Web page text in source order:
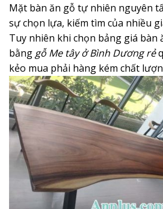
Mặt bàn ăn gỗ tự nhiên nguyên
sự chọn lựa, kiếm tìm của nhiều
Tuy nhiên khi chọn bảng giá bàn
bằng gỗ Me tây ở Bình Dương rẻ
kẻo mua phải hàng kém chất